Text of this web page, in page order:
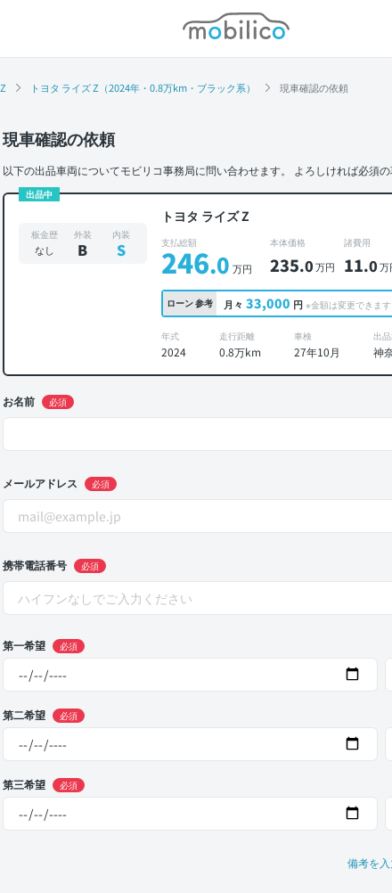
モビリコ
Z トヨタ ライズ Z（2024年・0.8万km・ブラック系） 現車確認の依頼
現車確認の依頼
以下の出品車両についてモビリコ事務局に問い合わせます。 よろしければ必須
出品中
トヨタ ライズ Z
板金歴
なし
外装
B
内装
S 支払総額
246.0 万円
本体価格
235.0万円
諸費用
11.0万
ローン参考 月々 33,000 円 ※金額は変更できます
年式
2024
走行距離
0.8万km
車検
27年10月
出
神
お名前 必須
メールアドレス 必須
携帯電話番号 必須
第一希望 必須
第二希望 必須
第三希望 必須
備考を入